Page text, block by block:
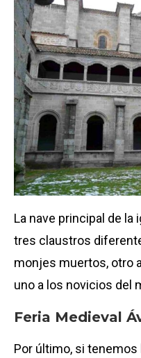
La nave principal de la
tres claustros
monjes muertos, otro
uno a los novicios del
Feria Medieval
Por último, si tenemos